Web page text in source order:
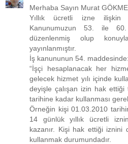
Merhaba Sayın Murat
Yıllık ücretli izne
Kanunumuzun 53. ile 60.
düzenlenmiş olup
yayınlanmıştır.
İş kanununun 54. maddesinde:
“İşçi hesaplanacak her
gelecek hizmet yılı içinde
deyişle çalışan izin hak
tarihine kadar kullanması
Örneğin kişi 01.03.2010
14 günlük yıllık ücretli
kazanır. Kişi hak ettiği
kullanmak durumundadır.